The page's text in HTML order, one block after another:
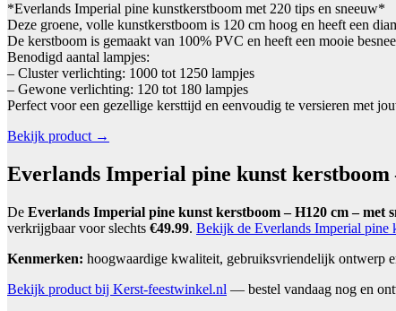
*Everlands Imperial pine kunstkerstboom met 220 tips en sneeuw*
Deze groene, volle kunstkerstboom is 120 cm hoog en heeft een
De kerstboom is gemaakt van 100% PVC en heeft een mooie
Benodigd aantal lampjes:
– Cluster verlichting: 1000 tot 1250 lampjes
– Gewone verlichting: 120 tot 180 lampjes
Perfect voor een gezellige kersttijd en eenvoudig te versieren met
Bekijk product →
Everlands Imperial pine kunst
De Everlands Imperial pine kunst kerstboom – H120 cm – met
verkrijgbaar voor slechts €49.99. Bekijk de Everlands Imperial pine
Kenmerken: hoogwaardige kwaliteit, gebruiksvriendelijk ontwerp
Bekijk product bij Kerst-feestwinkel.nl — bestel vandaag nog en